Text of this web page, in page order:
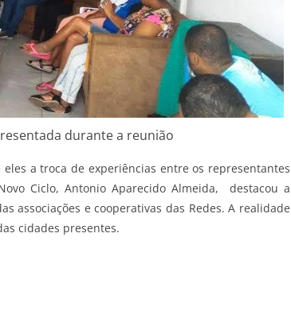
durante a reunião
a troca de experiências entre os representantes
Ciclo, Antonio Aparecido Almeida, destacou a
associações e cooperativas das Redes. A realidade
cidades presentes.